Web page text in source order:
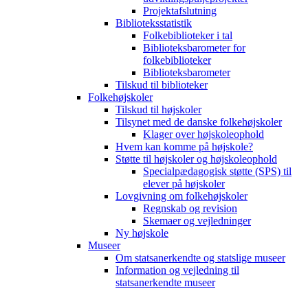
Projektafslutning
Biblioteksstatistik
Folkebiblioteker i tal
Biblioteksbarometer for
folkebiblioteker
Biblioteksbarometer
Tilskud til biblioteker
Folkehøjskoler
Tilskud til højskoler
Tilsynet med de danske folkehøjskoler
Klager over højskoleophold
Hvem kan komme på højskole?
Støtte til højskoler og højskoleophold
Specialpædagogisk støtte (SPS) til
elever på højskoler
Lovgivning om folkehøjskoler
Regnskab og revision
Skemaer og vejledninger
Ny højskole
Museer
Om statsanerkendte og statslige museer
Information og vejledning til
statsanerkendte museer